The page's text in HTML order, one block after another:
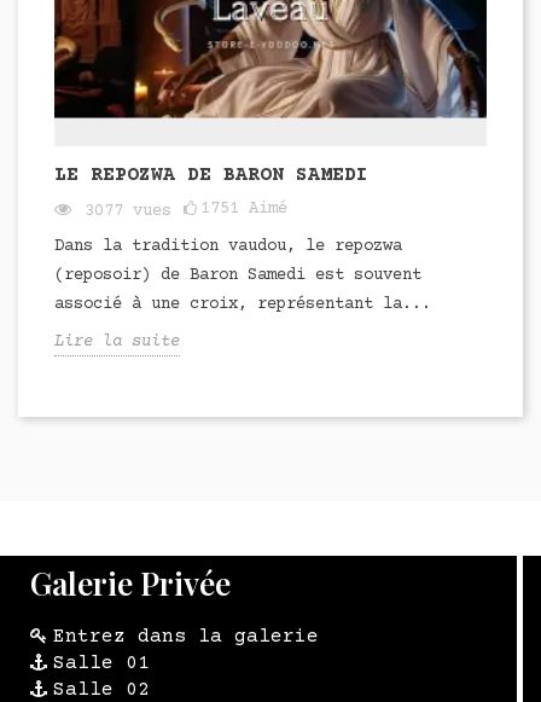
LE REPOZWA DE BARON SAMEDI
3077 vues 1751 Aimé
Dans la tradition vaudou, le repozwa
(reposoir) de Baron Samedi est souvent
associé à une croix, représentant la...
Lire la suite
Galerie Privée
Entrez dans la galerie
Salle 01
Salle 02